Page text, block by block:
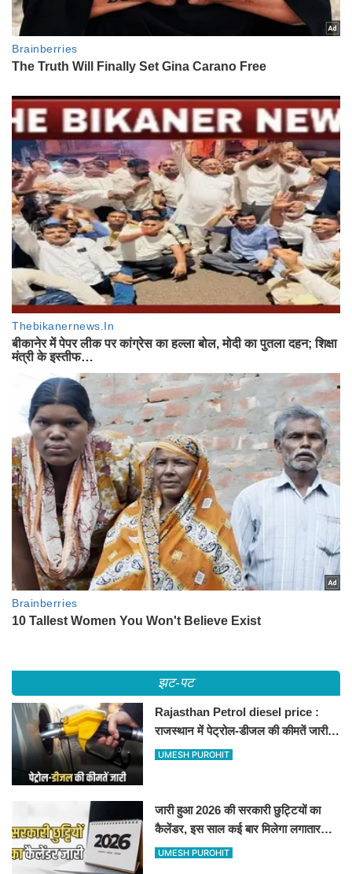
झट-पट
Rajasthan Petrol diesel price :
राजस्थान में पेट्रोल-डीजल की कीमतें जारी,
जानिए बीकानेर समेत पुरे प्रदेश में नए रेट
UMESH PUROHIT
जारी हुआ 2026 की सरकारी छुट्टियों का
कैलेंडर, इस साल कई बार मिलेगा लगातार
अवकाश, देखें
UMESH PUROHIT